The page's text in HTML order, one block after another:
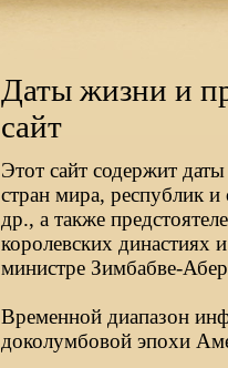
Даты жизни и
сайт
Этот сайт содержит
стран мира, республик и
др., а также
королевских династиях
министре Зимбабве-
Временной диапазон
доколумбовой эпохи